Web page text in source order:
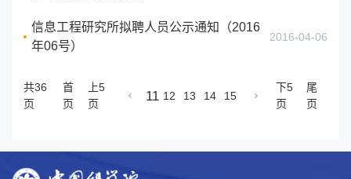
信息工程研究所拟聘人员公示通知（2016
年06号）
2016-04-06
共36
页
首
页
上5
页
11 12 13 14 15
下5
页
尾
页